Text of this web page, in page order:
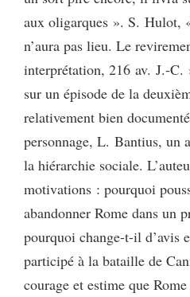
aux oligarques ». S. Hulot,
n’aura pas lieu. Le
interprétation, 216 av. J.-
sur un épisode de la
relativement bien
personnage, L. Bantius, un
la hiérarchie sociale.
motivations : pourquoi
abandonner Rome dans un
pourquoi change-t-il d’avis
participé à la bataille de
courage et estime que